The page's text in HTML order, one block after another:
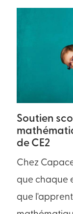
Soutien
de CE2
Chez
que chaque
que